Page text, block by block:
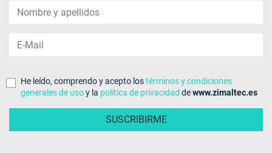
He leído, comprendo y acepto lostérminos y condiciones
generales de usoy la política de privacidad dewww.zimaltec.es